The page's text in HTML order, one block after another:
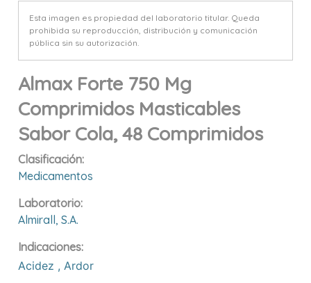
Esta imagen es propiedad del laboratorio titular. Queda
prohibida su reproducción, distribución y comunicación
pública sin su autorización.
Almax Forte 750 Mg
Comprimidos Masticables
Sabor Cola, 48 Comprimidos
Clasificación:
Medicamentos
Laboratorio:
Almirall, S.a.
Indicaciones:
Acidez , Ardor